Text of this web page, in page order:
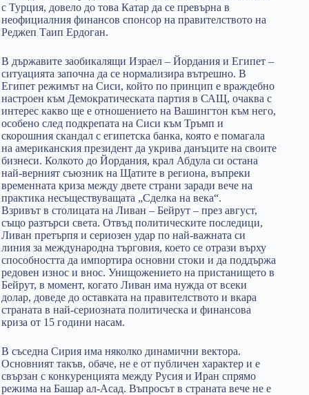
с Турция, довело до това Катар да се превърна в
неофициалния финансов спонсор на правителството на
Реджеп Таип Ердоган.
В държавите заобикалящи Израел – Йордания и Египет –
ситуацията започна да се нормализира вътрешно. В
Египет режимът на Сиси, който по принцип е враждебно
настроен към Демократическата партия в САЩ, очаква с
интерес какво ще е отношението на Вашингтон към него,
особено след подкрепата на Сиси към Тръмп и
скорошния скандал с египетска банка, която е помагала
на американския президент да укрива данъците на своите
бизнеси. Колкото до Йордания, крал Абдула си остана
най-верният съюзник на Щатите в региона, въпреки
временната криза между двете страни заради вече на
практика несъществуващата „Сделка на века“.
Взривът в столицата на Ливан – Бейрут – през август,
също разтърси света. Отвъд политическите последици,
Ливан претърпя и сериозен удар по най-важната си
линия за международна търговия, което се отрази върху
способността да импортира основни стоки и да поддържа
редовен износ и внос. Унищожението на пристанището в
Бейрут, в момент, когато Ливан има нужда от всеки
долар, доведе до оставката на правителството и вкара
страната в най-сериозната политическа и финансова
криза от 15 години насам.
В съседна Сирия има няколко динамични вектора.
Основният такъв, обаче, не е от публичен характер и е
свързан с конкуренцията между Русия и Иран спрямо
режима на Башар ал-Асад. Въпросът в страната вече не е